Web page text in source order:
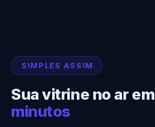
SIMPLES ASSIM
Sua vitrine no ar em
minutos